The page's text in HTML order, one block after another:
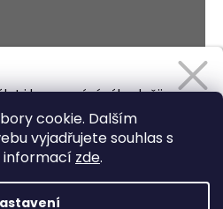
cookie. Dalším
vyjadřujete souhlas s
informací zde.
i kempování výhodněji.
Vám pošleme